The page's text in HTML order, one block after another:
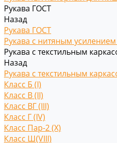
Рукава ГОСТ
Назад
Рукава ГОСТ
Рукава с нитяным
Рукава с текстильным
Назад
Рукава с текстильным
Класс Б (I)
Класс В (II)
Класс ВГ (III)
Класс Г (IV)
Класс Пар-2 (X)
Класс Ш(VIII)